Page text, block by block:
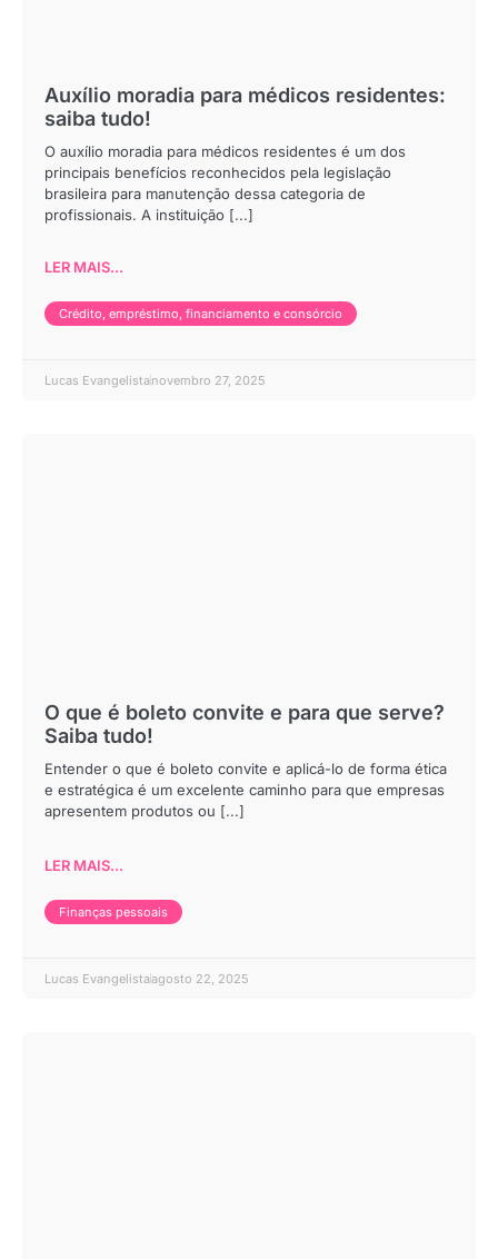
Auxílio moradia para médicos residentes:
saiba tudo!
O auxílio moradia para médicos residentes é um dos
principais benefícios reconhecidos pela legislação
brasileira para manutenção dessa categoria de
profissionais. A instituição [...]
LER MAIS...
Crédito, empréstimo, financiamento e consórcio
Lucas Evangelistanovembro 27, 2025
O que é boleto convite e para que serve?
Saiba tudo!
Entender o que é boleto convite e aplicá-lo de forma ética
e estratégica é um excelente caminho para que empresas
apresentem produtos ou [...]
LER MAIS...
Finanças pessoais
Lucas Evangelistaagosto 22, 2025